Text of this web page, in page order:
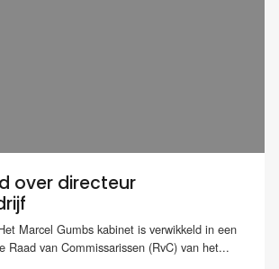
over directeur
Marcel Gumbs kabinet is verwikkeld in een
Raad van Commissarissen (RvC) van het...